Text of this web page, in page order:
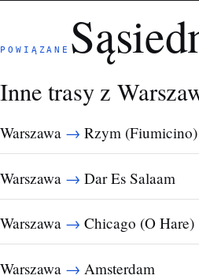
POWIĄZANE
Inne trasy z
Warszawa → Rzym (Fiumicino)
Warszawa → Dar Es Salaam
Warszawa → Chicago (O Hare)
Warszawa → Amsterdam